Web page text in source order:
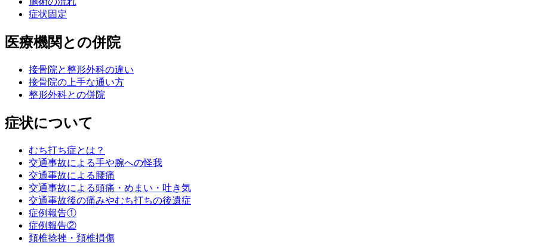
症状固定
医療機関との併院
接骨院と整形外科の違い
接骨院の上手な通い方
整形外科との併院
症状について
むち打ち症とは？
交通事故による手や腕への怪我
交通事故による腰痛
交通事故による頭痛・めまい・吐き気
交通事故後の痛みやむち打ちの後遺症
症例報告①
症例報告②
頚椎捻挫・頚椎損傷